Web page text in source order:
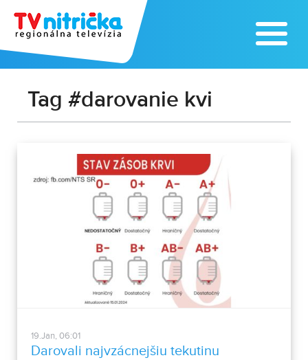
Tag #darovanie kvi
19.Jan, 06:01
Darovali najvzácnejšiu tekutinu